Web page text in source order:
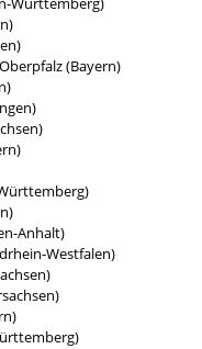
(Bayern)
Anhalt)
Westfalen)